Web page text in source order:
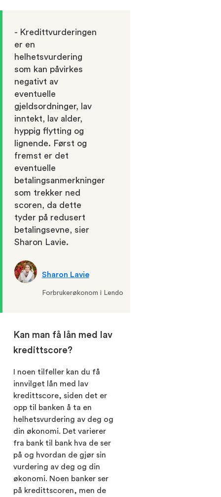
- Kredittvurderingen
er en
helhetsvurdering
som kan påvirkes
negativt av
eventuelle
gjeldsordninger, lav
inntekt, lav alder,
hyppig flytting og
lignende. Først og
fremst er det
eventuelle
betalingsanmerkninger
som trekker ned
scoren, da dette
tyder på redusert
betalingsevne, sier
Sharon Lavie.
Sharon Lavie
Forbrukerøkonom i Lendo
Kan man få lån med lav
kredittscore?
I noen tilfeller kan du få
innvilget lån med lav
kredittscore, siden det er
opp til banken å ta en
helhetsvurdering av deg og
din økonomi. Det varierer
fra bank til bank hva de ser
på og hvordan de gjør sin
vurdering av deg og din
økonomi. Noen banker ser
på kredittscoren, men de